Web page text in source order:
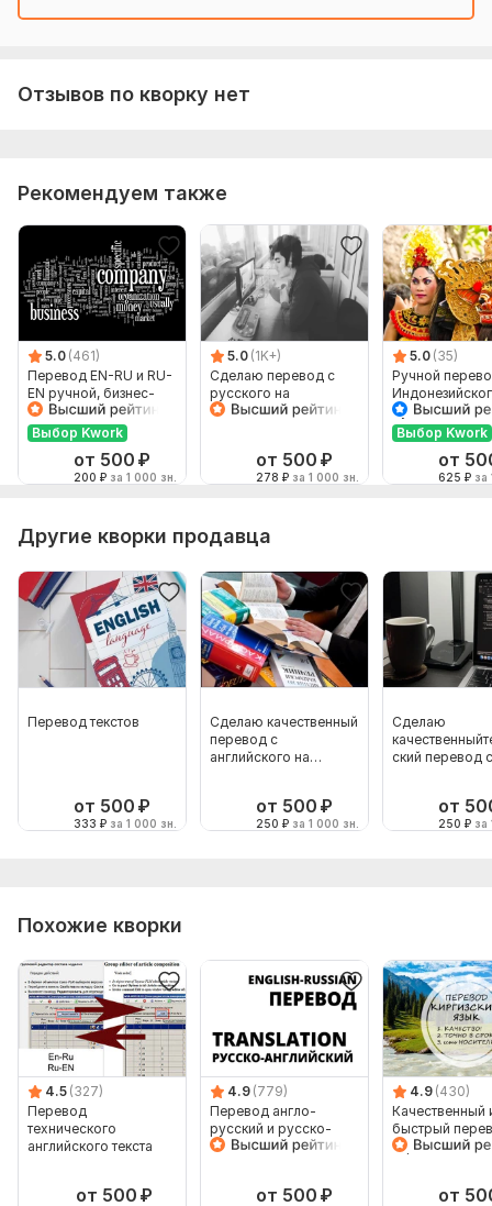
Отзывов по кворку нет
Рекомендуем также
5.0 (461)
Перевод EN-RU и RU-
EN ручной, бизнес-
английский
Выбор Kwork
от 500 ₽
200 ₽ за 1 000 зн.
5.0 (1K+)
Сделаю перевод с
русского на
английский и
от 500 ₽
278 ₽ за 1 000 зн.
5.0 (35)
Ручной
Русский и
Выбор Kwork
от
625 ₽ за
Другие кворки продавца
Перевод текстов
от 500 ₽
333 ₽ за 1 000 зн.
Сделаю качественный
перевод с
английского на
от 500 ₽
250 ₽ за 1 000 зн.
Сделаю
ский перевод с
от
250 ₽ за
Похожие кворки
4.5 (327)
Перевод
технического
английского текста
от 500 ₽
4.9 (779)
Перевод англо-
русский и русско-
английский
от 500 ₽
4.9 (430)
Качественный
быстрый
киргизского и
от